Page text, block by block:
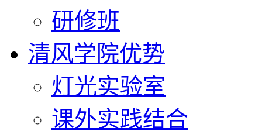
研修班
清风学院优势
灯光实验室
课外实践结合